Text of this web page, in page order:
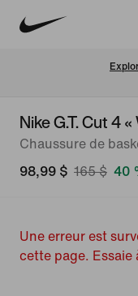
Nike G.T. Cut 4
Chaussure de
98,99 $ 165 $ 40
Une erreur est
cette page. Essaie